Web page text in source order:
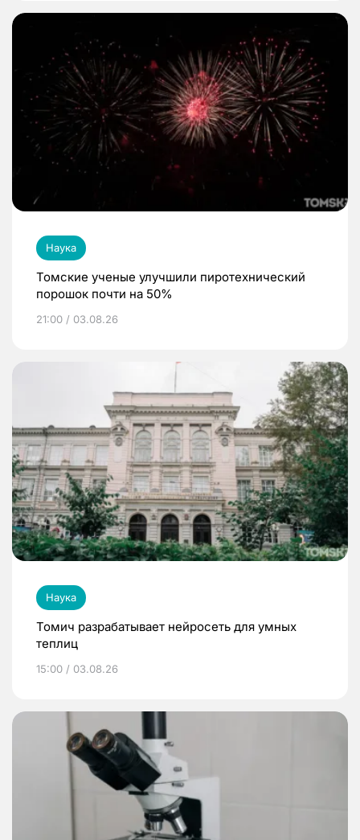
Наука
Томские ученые улучшили пиротехнический
порошок почти на 50%
21:00 / 03.08.26
Наука
Томич разрабатывает нейросеть для умных
теплиц
15:00 / 03.08.26